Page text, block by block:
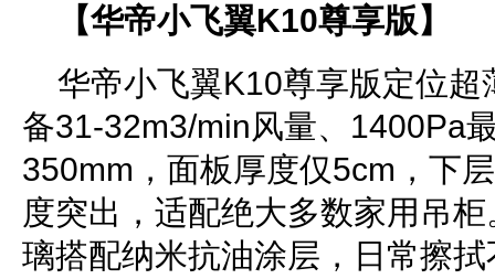
【华帝小飞翼K10尊享版】
华帝小飞翼K10尊享版定位
备31-32m3/min风量、1400Pa
350mm，面板厚度仅5cm，下
度突出，适配绝大多数家用吊
璃搭配纳米抗油涂层，日常擦